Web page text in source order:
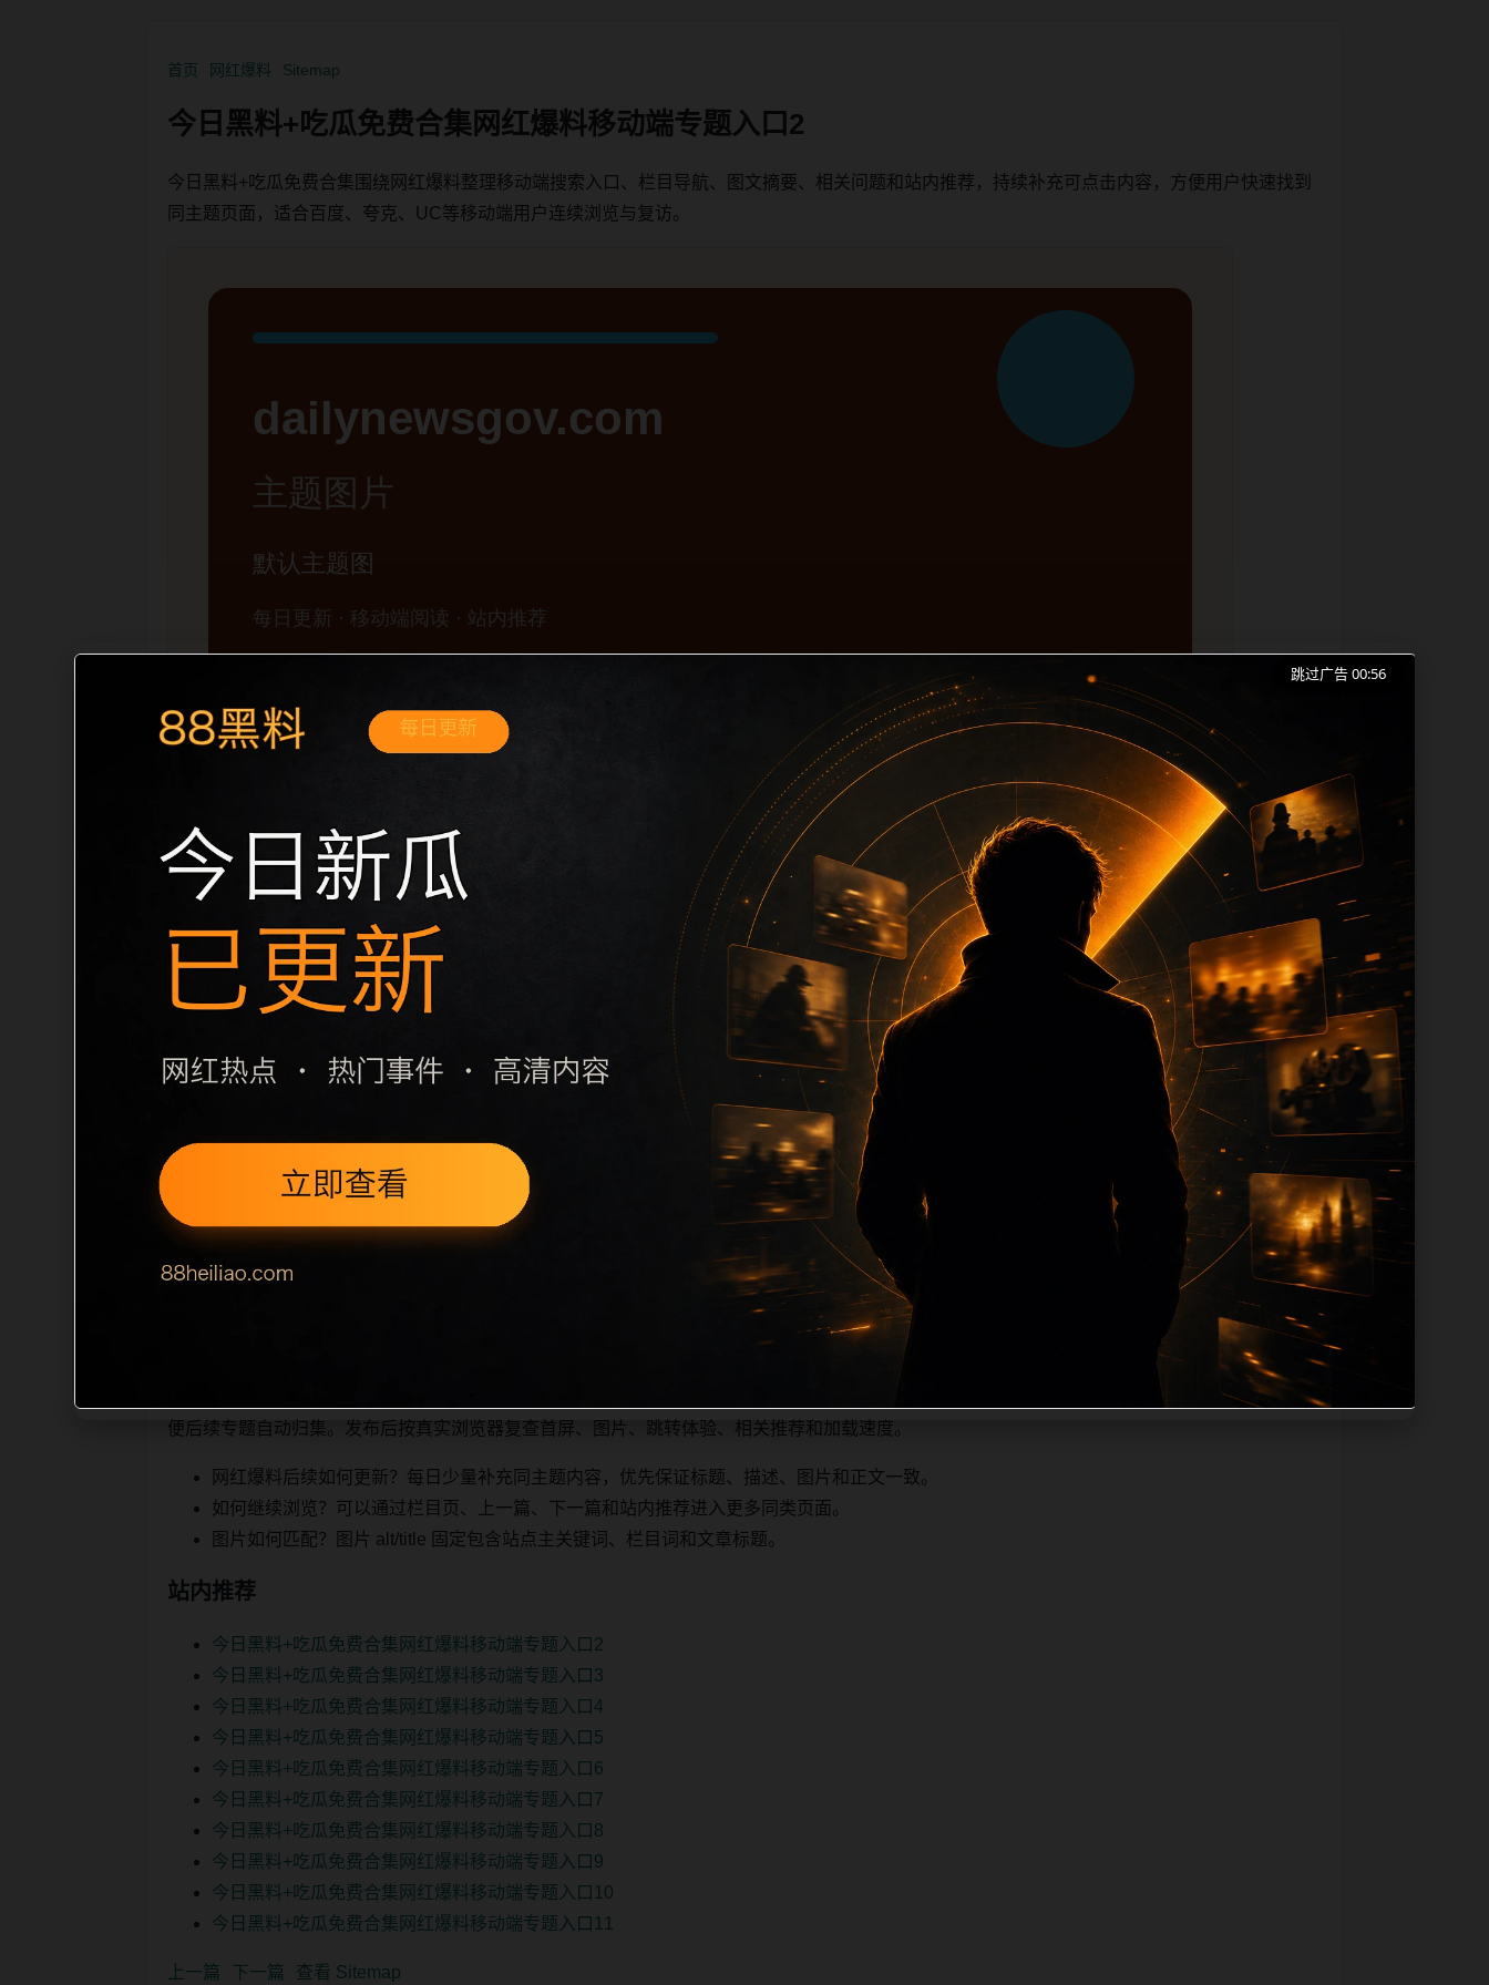
首页 网红爆料 Sitemap
今日黑料+吃瓜免费合集网红爆料移动端专题入口2
今日黑料+吃瓜免费合集围绕网红爆料整理移动端搜索入口、栏目导航、图文摘要、相关问题和站内推荐，持续补充可点击内容，方便用户快速找到
同主题页面，适合百度、夸克、UC等移动端用户连续浏览与复访。
今日黑料+吃瓜免费合集网红爆料移动端专题入口2面向移动端用户的连续浏览场景整理，核心围绕今日黑料+吃瓜免费合集、网红爆料和同类长尾需
求展开。页面先给出清晰主题，再把相关入口、同类推荐和上下文说明放在同一层级，减少用户来回搜索的成本。内容更新时优先保留真实可点击入
口、稳定标题、明确描述和本地主题图，避免只堆关键词而没有可读信息。第2篇内容用于补齐栏目深度，同时帮助 sitemap、栏目页、首页推荐形
成更自然的内链关系。图片说明统一绑定站点主关键词、栏目词和文章标题，让搜索引擎能够从标题、正文、图片 alt、title
栏目内容归集
之间识别一致主题。后续每日采集时，建议继续执行远程图片本地化、坏图默认图兜底、标题去重和 description 长度过滤。如果同一主题下有多个
相近页面，应通过不同角度补充事件背景、访问场景、相关问题或专题入口，降低站群页面之间的重复感。页面底部保留同类推荐、上一篇下一篇和
sitemap 入口，保证重要页面点击深度尽量控制在三次以内。正文维护时可按用户搜索路径补充三类信息：入口是否稳定、同栏目还有哪些可继续阅
读、移动端打开时图片和摘要是否一致。每次新增内容后同步检查标题、description、canonical、主题图、alt、title和推荐链接，确保页面既能被搜
索引擎理解，也能让真实
用户顺着栏目继续浏览。同站连续更新时避免重复标题和重复首段，优先补充不同关键词、不同栏目词和不同问题角度。栏目页则保留清晰入口，方
便后续专题自动归集。发布后按真实浏览器复查首屏、图片、跳转体验、相关推荐和加载速度。
网红爆料后续如何更新？每日少量补充同主题内容，优先保证标题、描述、图片和正文一致。
如何继续浏览？可以通过栏目页、上一篇、下一篇和站内推荐进入更多同类页面。
图片如何匹配？图片 alt/title 固定包含站点主关键词、栏目词和文章标题。
站内推荐
今日黑料+吃瓜免费合集网红爆料移动端专题入口2
今日黑料+吃瓜免费合集网红爆料移动端专题入口3
今日黑料+吃瓜免费合集网红爆料移动端专题入口4
今日黑料+吃瓜免费合集网红爆料移动端专题入口5
今日黑料+吃瓜免费合集网红爆料移动端专题入口6
今日黑料+吃瓜免费合集网红爆料移动端专题入口7
今日黑料+吃瓜免费合集网红爆料移动端专题入口8
今日黑料+吃瓜免费合集网红爆料移动端专题入口9
今日黑料+吃瓜免费合集网红爆料移动端专题入口10
今日黑料+吃瓜免费合集网红爆料移动端专题入口11
上一篇 下一篇 查看 Sitemap
跳过广告 00:56